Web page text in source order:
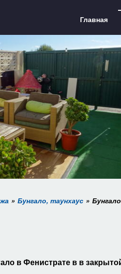
Главная
Бунгало, таунхаус
в Фенистрате в в